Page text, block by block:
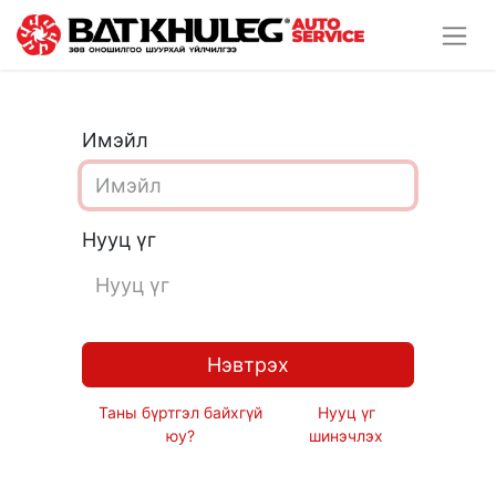
Имэйл
Нууц үг
Нэвтрэх
Таны бүртгэл байхгүй
юу?
Нууц үг
шинэчлэх